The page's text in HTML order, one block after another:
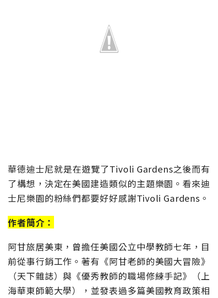
華德迪士尼就是在遊覽了Tivoli Gardens之後而有
了構想，決定在美國建造類似的主題樂園。看來迪
士尼樂園的粉絲們都要好好感謝Tivoli Gardens。
作者簡介：
阿甘旅居美東，曾擔任美國公立中學教師七年，目
前從事行銷工作。著有《阿甘老師的美國大冒險》
（天下雜誌）與《優秀教師的職場修練手記》（上
海華東師範大學），並發表過多篇美國教育政策相